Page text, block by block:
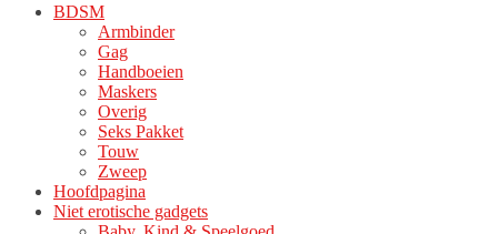
BDSM
Armbinder
Gag
Handboeien
Maskers
Overig
Seks Pakket
Touw
Zweep
Hoofdpagina
Niet erotische gadgets